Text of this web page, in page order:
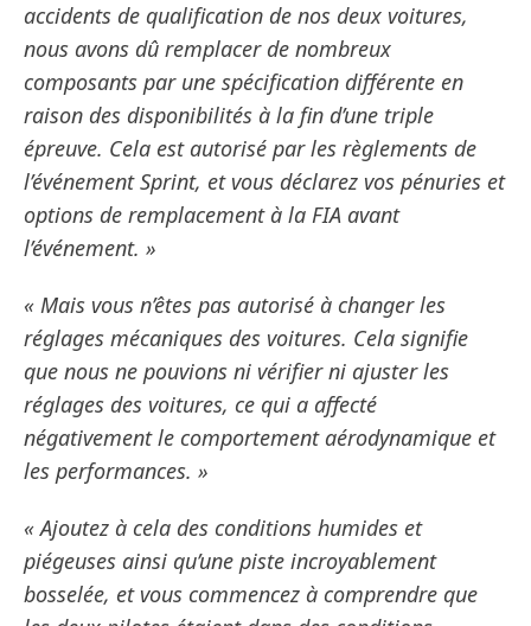
accidents de qualification de nos deux voitures,
nous avons dû remplacer de nombreux
composants par une spécification différente en
raison des disponibilités à la fin d’une triple
épreuve. Cela est autorisé par les règlements de
l’événement Sprint, et vous déclarez vos pénuries et
options de remplacement à la FIA avant
l’événement. »
« Mais vous n’êtes pas autorisé à changer les
réglages mécaniques des voitures. Cela signifie
que nous ne pouvions ni vérifier ni ajuster les
réglages des voitures, ce qui a affecté
négativement le comportement aérodynamique et
les performances. »
« Ajoutez à cela des conditions humides et
piégeuses ainsi qu’une piste incroyablement
bosselée, et vous commencez à comprendre que